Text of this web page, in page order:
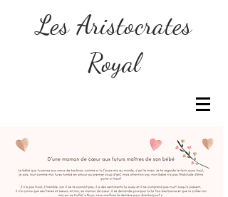
Les Aristocrates
Royal